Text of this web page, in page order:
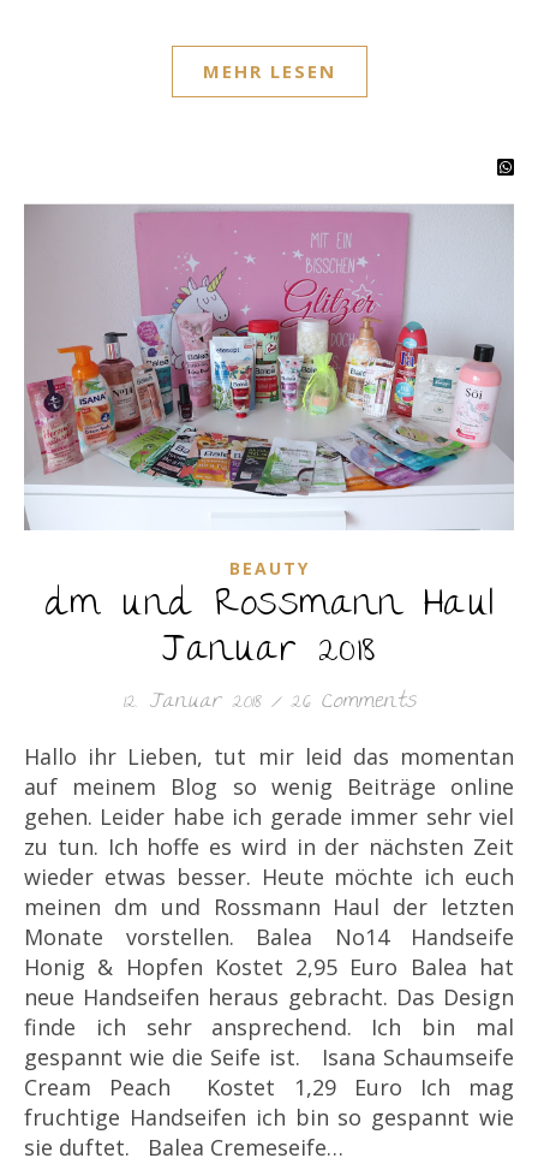
MEHR LESEN
BEAUTY
dm und Rossmann Haul
Januar 2018
12. Januar 2018 / 26 Comments
Hallo ihr Lieben, tut mir leid das momentan
auf meinem Blog so wenig Beiträge online
gehen. Leider habe ich gerade immer sehr viel
zu tun. Ich hoffe es wird in der nächsten Zeit
wieder etwas besser. Heute möchte ich euch
meinen dm und Rossmann Haul der letzten
Monate vorstellen. Balea No14 Handseife
Honig & Hopfen Kostet 2,95 Euro Balea hat
neue Handseifen heraus gebracht. Das Design
finde ich sehr ansprechend. Ich bin mal
gespannt wie die Seife ist. Isana Schaumseife
Cream Peach Kostet 1,29 Euro Ich mag
fruchtige Handseifen ich bin so gespannt wie
sie duftet. Balea Cremeseife…